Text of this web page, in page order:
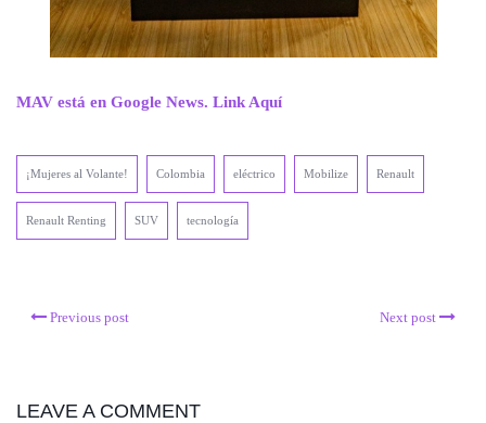
MAV está en Google News. Link Aquí
¡Mujeres al Volante! Colombia eléctrico Mobilize Renault
Renault Renting SUV tecnología
Previous post Next post
LEAVE A COMMENT